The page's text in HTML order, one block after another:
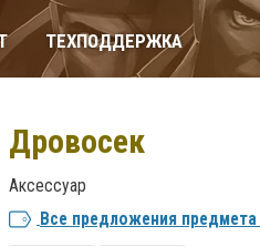
ТЕХПОДДЕРЖКА
Дровосек
Аксессуар
Все предложения